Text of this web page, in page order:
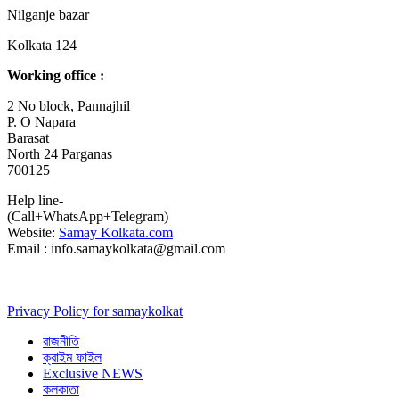
Nilganje bazar
Kolkata 124
Working office :
2 No block, Pannajhil
P. O Napara
Barasat
North 24 Parganas
700125
Help line-
(Call+WhatsApp+Telegram)
Website: Samay Kolkata.com
Email : info.samaykolkata@gmail.com
Privacy Policy for samaykolkat
রাজনীতি
ক্রাইম ফাইল
Exclusive NEWS
কলকাতা